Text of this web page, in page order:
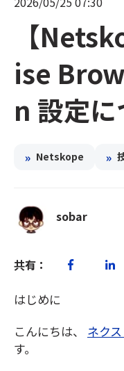
【
ise
n 設定に
» Netskope »
sobar
共有：
はじめに
こんにちは、 ネク
す。